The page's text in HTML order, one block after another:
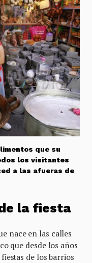
que su
los visitantes
a las afueras de
la fiesta
nace en las calles
que desde los años
de los barrios